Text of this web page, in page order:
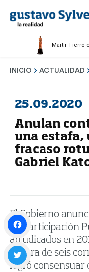
Martín Fierro en
INICIO ACTUALIDAD
25.09.2020
Anulan
una estafa,
fracaso
Gabriel
El Gobierno
de Participación
adjudicados en
mejora de seis
logró consensuar
Facebook